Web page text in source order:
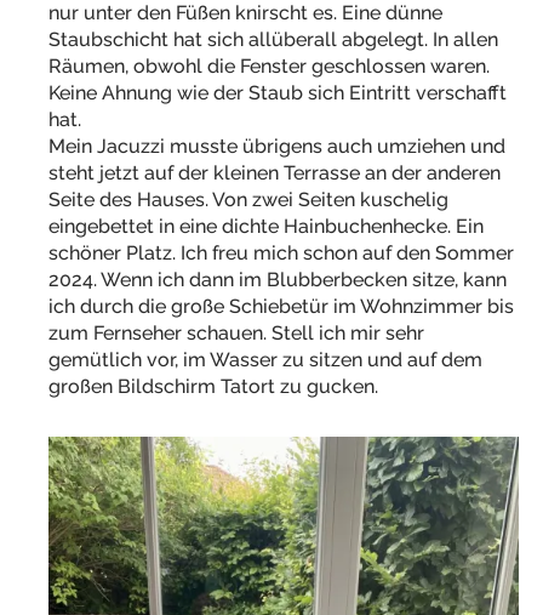
nur unter den Füßen knirscht es. Eine dünne
Staubschicht hat sich allüberall abgelegt. In allen
Räumen, obwohl die Fenster geschlossen waren.
Keine Ahnung wie der Staub sich Eintritt verschafft
hat.
Mein Jacuzzi musste übrigens auch umziehen und
steht jetzt auf der kleinen Terrasse an der anderen
Seite des Hauses. Von zwei Seiten kuschelig
eingebettet in eine dichte Hainbuchenhecke. Ein
schöner Platz. Ich freu mich schon auf den Sommer
2024. Wenn ich dann im Blubberbecken sitze, kann
ich durch die große Schiebetür im Wohnzimmer bis
zum Fernseher schauen. Stell ich mir sehr
gemütlich vor, im Wasser zu sitzen und auf dem
großen Bildschirm Tatort zu gucken.